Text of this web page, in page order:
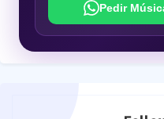
Pedir